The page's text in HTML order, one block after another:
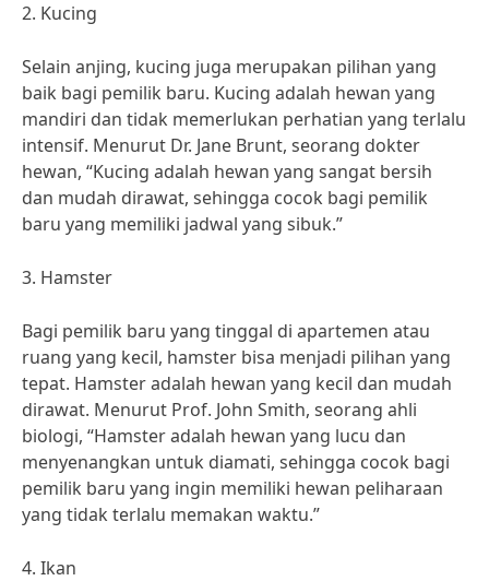
2. Kucing
Selain anjing, kucing juga merupakan pilihan yang
baik bagi pemilik baru. Kucing adalah hewan yang
mandiri dan tidak memerlukan perhatian yang terlalu
intensif. Menurut Dr. Jane Brunt, seorang dokter
hewan, “Kucing adalah hewan yang sangat bersih
dan mudah dirawat, sehingga cocok bagi pemilik
baru yang memiliki jadwal yang sibuk.”
3. Hamster
Bagi pemilik baru yang tinggal di apartemen atau
ruang yang kecil, hamster bisa menjadi pilihan yang
tepat. Hamster adalah hewan yang kecil dan mudah
dirawat. Menurut Prof. John Smith, seorang ahli
biologi, “Hamster adalah hewan yang lucu dan
menyenangkan untuk diamati, sehingga cocok bagi
pemilik baru yang ingin memiliki hewan peliharaan
yang tidak terlalu memakan waktu.”
4. Ikan